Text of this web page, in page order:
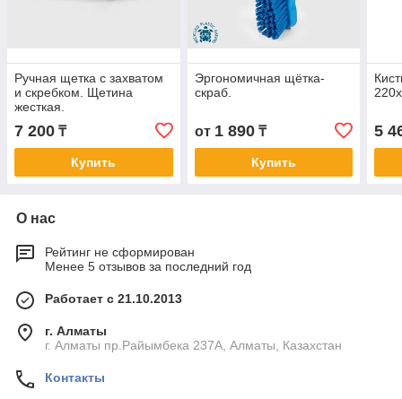
Ручная щетка с захватом
и скребком. Щетина
жесткая.
7 200 ₸
Купить
Эргономичная щётка-
скраб.
от 1 890₸
Купить
5
О нас
Рейтинг не сформирован
Менее 5 отзывов за последний год
Работает с 21.10.2013
г. Алматы
г. Алматы пр.Райымбека 237А, Алматы, Казахстан
Контакты